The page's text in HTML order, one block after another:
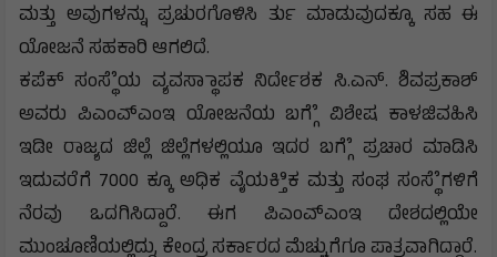
ಮತ್ತು ಅವುಗಳನ್ನು ಪ್ರಚುರಗೊಳಿಸಿ ರ್ತು ಮಾಡುವುದಕ್ಕೂ ಸಹ ಈ
ಯೋಜನೆ ಸಹಕಾರಿ ಆಗಲಿದೆ.
ಕಪೆಕ್ ಸಂಸ್ಥೆೆಯ ವ್ಯವಸ್ಥಾಾಪಕ ನಿರ್ದೇಶಕ ಸಿ.ಎನ್. ಶಿವಪ್ರಕಾಶ್
ಅವರು ಪಿಎಂಎ್ಎಂಇ ಯೋಜನೆಯ ಬಗ್ಗೆೆ ವಿಶೇಷ ಕಾಳಜಿವಹಿಸಿ
ಇಡೀ ರಾಜ್ಯದ ಜಿಲ್ಲೆ ಜಿಲ್ಲೆಗಳಲ್ಲಿಯೂ ಇದರ ಬಗ್ಗೆೆ ಪ್ರಚಾರ ಮಾಡಿಸಿ
ಇದುವರೆಗೆ 7000 ಕ್ಕೂ ಅಧಿಕ ವೈಯಕ್ತಿಿಕ ಮತ್ತು ಸಂಘ ಸಂಸ್ಥೆೆಗಳಿಗೆ
ನೆರವು ಒದಗಿಸಿದ್ದಾರೆ. ಈಗ ಪಿಎಂಎ್ಎಂಇ ದೇಶದಲ್ಲಿಯೇ
ಮುಂಚೂಣಿಯಲ್ಲಿದ್ದು, ಕೇಂದ್ರ ಸರ್ಕಾರದ ಮೆಚ್ಚುಗೆಗೂ ಪಾತ್ರವಾಗಿದ್ದಾರೆ.